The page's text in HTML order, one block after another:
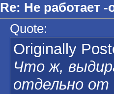
Re: Не работает
Quote:
Originally
Что ж,
отдельно от